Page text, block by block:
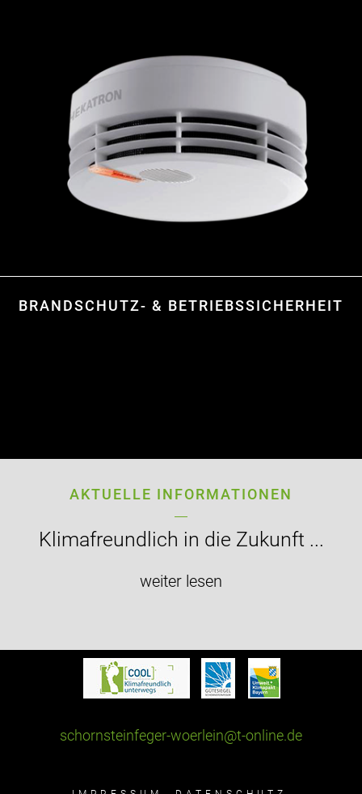
BRANDSCHUTZ- & BETRIEBSSICHERHEIT
AKTUELLE INFORMATIONEN
Klimafreundlich in die Zukunft ...
weiter lesen
schornsteinfeger-woerlein@t-online.de